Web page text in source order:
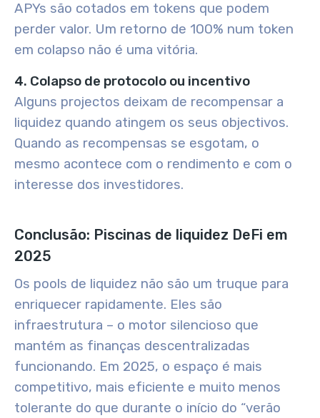
APYs são cotados em tokens que podem
perder valor. Um retorno de 100% num token
em colapso não é uma vitória.
4. Colapso de protocolo ou incentivo
Alguns projectos deixam de recompensar a
liquidez quando atingem os seus objectivos.
Quando as recompensas se esgotam, o
mesmo acontece com o rendimento e com o
interesse dos investidores.
Conclusão: Piscinas de liquidez DeFi em
2025
Os pools de liquidez não são um truque para
enriquecer rapidamente. Eles são
infraestrutura – o motor silencioso que
mantém as finanças descentralizadas
funcionando. Em 2025, o espaço é mais
competitivo, mais eficiente e muito menos
tolerante do que durante o início do “verão